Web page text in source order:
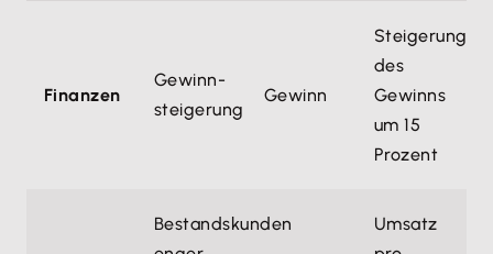
Finanzen
Gewinn­
steigerung
Gewinn
Steigerung
des
Gewinns
um 15
Prozent
Bestandskunden
Umsatz